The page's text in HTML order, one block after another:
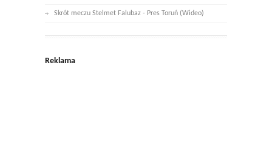
Skrót meczu Stelmet Falubaz - Pres Toruń (Wideo)
Reklama